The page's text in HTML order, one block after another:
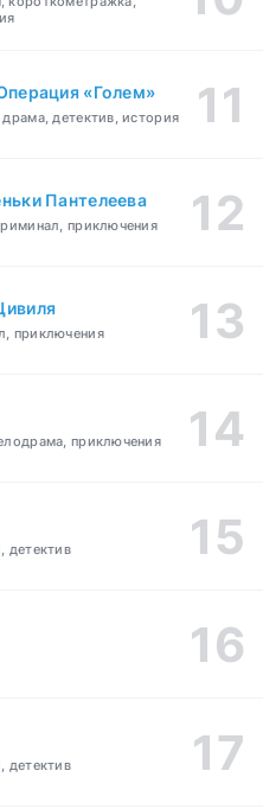
«Голем»
детектив, история
Пантелеева
приключения
приключения
приключения
детектив
детектив